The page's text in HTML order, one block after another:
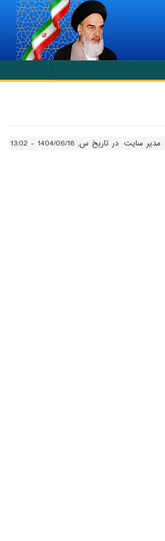
مدیر سایت در تاریخ س, 1404/06/18 - 13:02